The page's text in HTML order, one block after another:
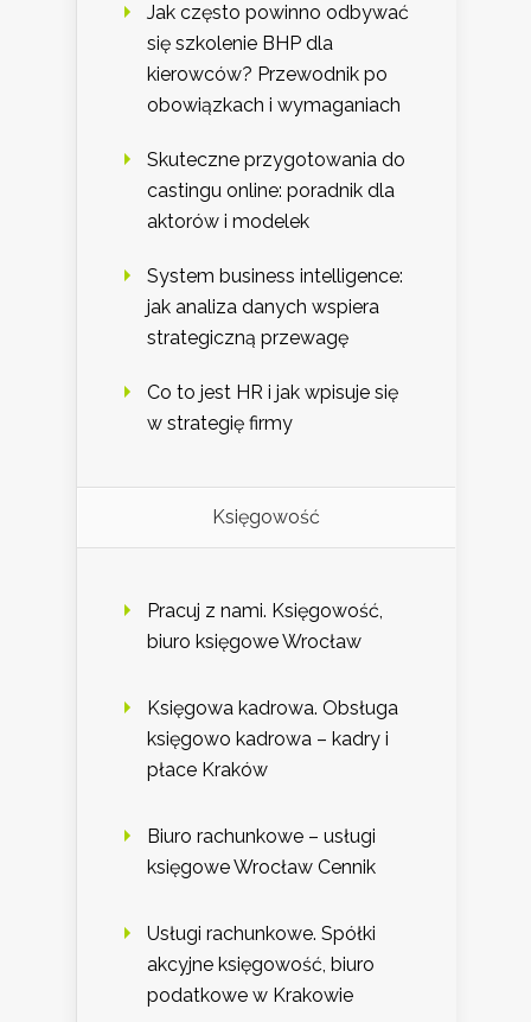
Jak często powinno odbywać
się szkolenie BHP dla
kierowców? Przewodnik po
obowiązkach i wymaganiach
Skuteczne przygotowania do
castingu online: poradnik dla
aktorów i modelek
System business intelligence:
jak analiza danych wspiera
strategiczną przewagę
Co to jest HR i jak wpisuje się
w strategię firmy
Księgowość
Pracuj z nami. Księgowość,
biuro księgowe Wrocław
Księgowa kadrowa. Obsługa
księgowo kadrowa – kadry i
płace Kraków
Biuro rachunkowe – usługi
księgowe Wrocław Cennik
Usługi rachunkowe. Spółki
akcyjne księgowość, biuro
podatkowe w Krakowie